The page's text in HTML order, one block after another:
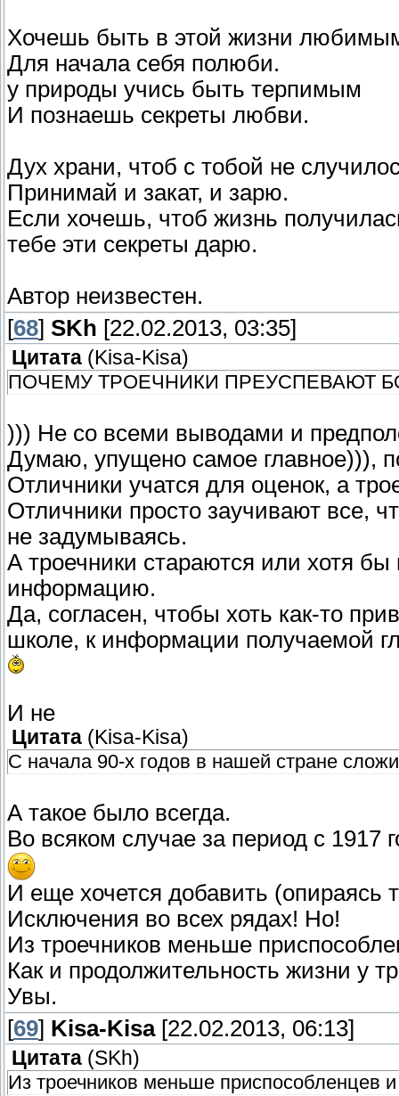
Хочешь быть в этой жизни
Для начала себя полюби.
у природы учись быть терпимым
И познаешь секреты любви.
Дух храни, чтоб с тобой не
Принимай и закат, и зарю.
Если хочешь, чтоб жизнь
тебе эти секреты дарю.
Автор неизвестен.
[68] SKh [22.02.2013, 03:35]
Цитата ( Kisa-Kisa)
ПОЧЕМУ ТРОЕЧНИКИ ПРЕУСПЕВАЮТ
))) Не со всеми выводами и
Думаю, упущено самое главное))),
Отличники учатся для оценок, а
Отличники просто заучивают все,
не задумываясь.
А троечники стараются или хотя
информацию.
Да, согласен, чтобы хоть как-то
школе, к информации получаемой
И не
Цитата ( Kisa-Kisa)
С начала 90-х годов в нашей стране
А такое было всегда.
Во всяком случае за период с 1917
И еще хочется добавить (опираясь
Исключения во всех рядах! Но!
Из троечников меньше
Как и продолжительность жизни у
Увы.
[69] Kisa-Kisa[22.02.2013, 06:13]
Цитата (SKh)
Из троечников меньше приспособленцев